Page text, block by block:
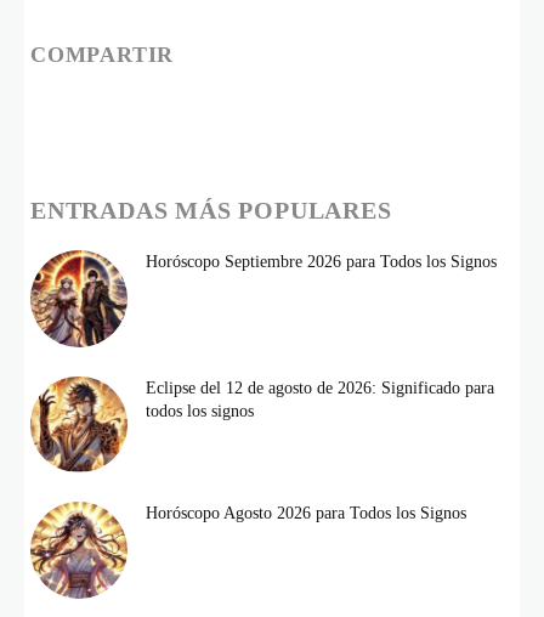
COMPARTIR
ENTRADAS MÁS POPULARES
Horóscopo Septiembre 2026 para Todos los Signos
Eclipse del 12 de agosto de 2026: Significado para
todos los signos
Horóscopo Agosto 2026 para Todos los Signos